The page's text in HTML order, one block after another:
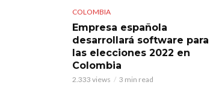
COLOMBIA
Empresa española
desarrollará software para
las elecciones 2022 en
Colombia
2.333 views 3 min read